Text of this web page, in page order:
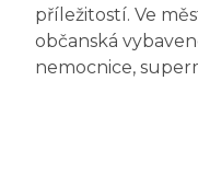
příležitostí. Ve
občanská
nemocnice,